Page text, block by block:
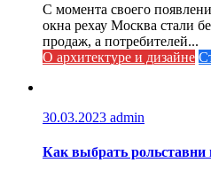
С момента своего
окна рехау Москва стали
продаж, а потребителей...
О архитектуре и дизайне
30.03.2023 admin
Как выбрать рольставни